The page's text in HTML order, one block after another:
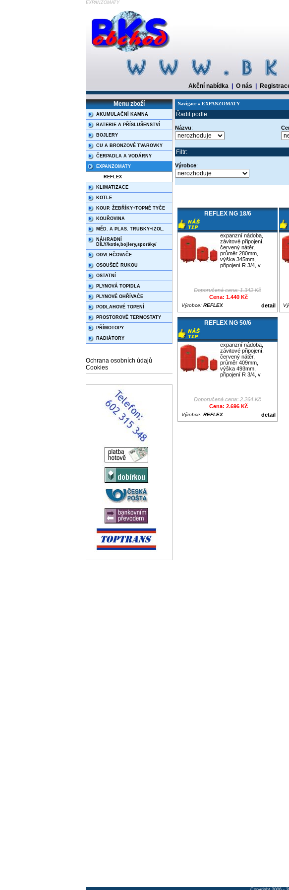
EXPANZOMATY
Akční nabídka O nás
Menu zboží
AKUMULAČNÍ KAMNA
BATERIE A PŘÍSLUŠENSTVÍ
BOJLERY
CU A BRONZOVÉ TVAROVKY
ČERPADLA A VODÁRNY
EXPANZOMATY
REFLEX
KLIMATIZACE
KOTLE
KOUP. ŽEBŘÍKY+TOPNÉ TYČE
KOUŘOVINA
MĚD. A PLAS. TRUBKY+IZOL.
NÁHRADNÍ
DÍLY/kotle,bojlery,sporáky/
ODVLHČOVAČE
OSOUŠEČ RUKOU
OSTATNÍ
PLYNOVÁ TOPIDLA
PLYNOVÉ OHŘÍVAČE
PODLAHOVÉ TOPENÍ
PROSTOROVÉ TERMOSTATY
PŘÍMOTOPY
RADIÁTORY
Ochrana osobních údajů
Cookies
Navigace » EXPANZOMATY
Řadit podle:
Názvu:
Filtr:
Výrobce:
REFLEX NG 18/6
expanzní nádoba,
závitové připojení,
červený nátěr,
průměr 280mm,
výška 345mm,
připojení R 3/4, v
Doporučená cena: 1.342 Kč
Cena: 1.440 Kč
detail
Výrobce: REFLEX
REFLEX NG 50/6
expanzní nádoba,
závitové připojení,
červený nátěr,
průměr 409mm,
výška 493mm,
připojení R 3/4, v
Doporučená cena: 2.264 Kč
Cena: 2.696 Kč
detail
Výrobce: REFLEX